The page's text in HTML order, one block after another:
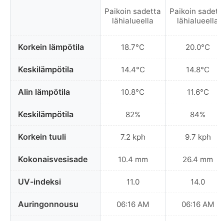
Korkein lämpötila
Keskilämpötila
Alin lämpötila
Keskilämpötila
Korkein tuuli
Kokonaisvesisade
UV-indeksi
Auringonnousu
Paikoin sadetta
lähialueella
18.7°C
14.4°C
10.8°C
82%
7.2 kph
10.4 mm
11.0
06:16 AM
Paikoin
20.0°C
14.8°C
11.6°C
84%
9.7 kph
26.4 mm
14.0
06:16 AM